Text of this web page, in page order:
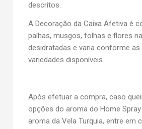
descritos.
A Decoração da Caixa Afetiva é
palhas, musgos, folhas e flores
desidratadas e varia conforme as
variedades disponíveis.
Após efetuar a compra, caso
opções do aroma do Home
aroma da Vela Turquia, entre em